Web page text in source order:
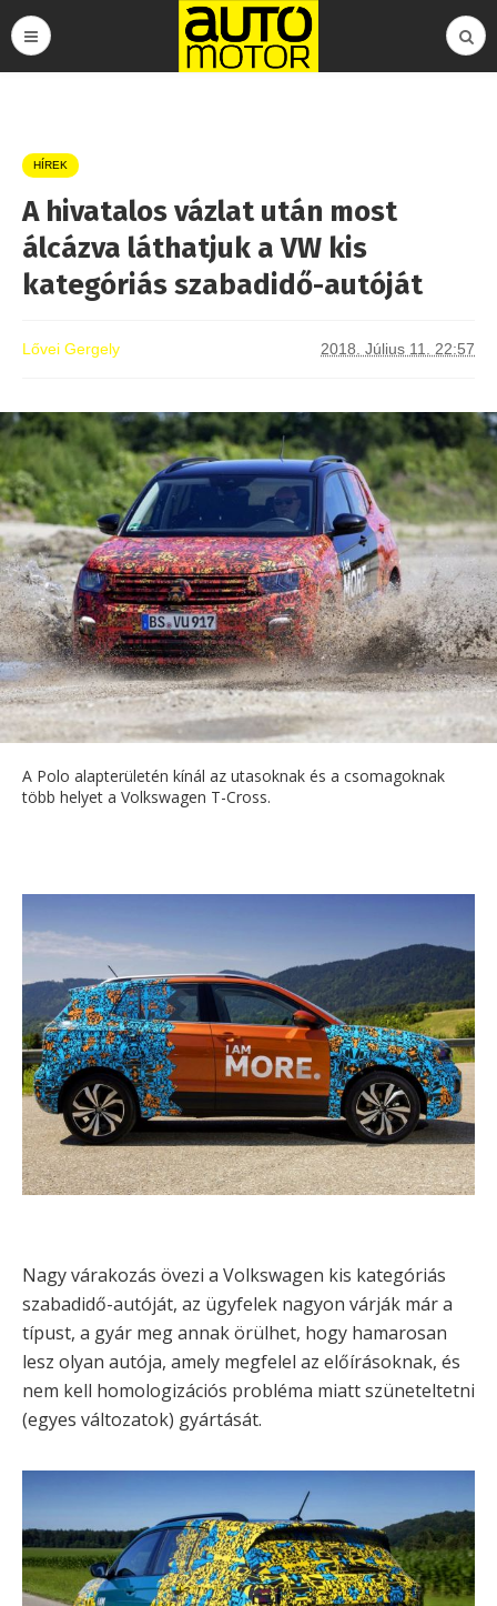
HÍREK
A hivatalos vázlat után most
álcázva láthatjuk a VW kis
kategóriás szabadidő-autóját
Lővei Gergely 2018. Július 11. 22:57
A Polo alapterületén kínál az utasoknak és a csomagoknak
több helyet a Volkswagen T-Cross.
Nagy várakozás övezi a Volkswagen kis kategóriás
szabadidő-autóját, az ügyfelek nagyon várják már a
típust, a gyár meg annak örülhet, hogy hamarosan
lesz olyan autója, amely megfelel az előírásoknak, és
nem kell homologizációs probléma miatt szüneteltetni
(egyes változatok) gyártását.